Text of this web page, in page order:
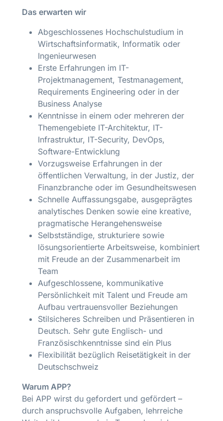
Das erwarten wir
Abgeschlossenes Hochschulstudium in
Wirtschaftsinformatik, Informatik oder
Ingenieurwesen
Erste Erfahrungen im IT-
Projektmanagement, Testmanagement,
Requirements Engineering oder in der
Business Analyse
Kenntnisse in einem oder mehreren der
Themengebiete IT-Architektur, IT-
Infrastruktur, IT-Security, DevOps,
Software-Entwicklung
Vorzugsweise Erfahrungen in der
öffentlichen Verwaltung, in der Justiz, der
Finanzbranche oder im Gesundheitswesen
Schnelle Auffassungsgabe, ausgeprägtes
analytisches Denken sowie eine kreative,
pragmatische Herangehensweise
Selbstständige, strukturiere sowie
lösungsorientierte Arbeitsweise, kombiniert
mit Freude an der Zusammenarbeit im
Team
Aufgeschlossene, kommunikative
Persönlichkeit mit Talent und Freude am
Aufbau vertrauensvoller Beziehungen
Stilsicheres Schreiben und Präsentieren in
Deutsch. Sehr gute Englisch- und
Französischkenntnisse sind ein Plus
Flexibilität bezüglich Reisetätigkeit in der
Deutschschweiz
Warum APP?
Bei APP wirst du gefordert und gefördert –
durch anspruchsvolle Aufgaben, lehrreiche